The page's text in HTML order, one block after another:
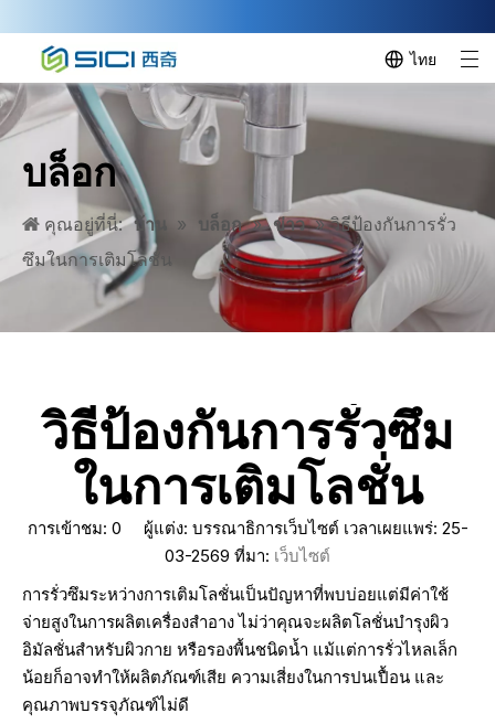
ไทย
บล็อก
คุณอยู่ที่นี่: บ้าน » บล็อก » ข่าว » ​วิธีป้องกันการรั่ว
ซึมในการเติมโลชั่น
วิธีป้องกันการรั่วซึม
ในการเติมโลชั่น
การเข้าชม: 0 ผู้แต่ง: บรรณาธิการเว็บไซต์ เวลาเผยแพร่: 25-
03-2569 ที่มา: เว็บไซต์
การรั่วซึมระหว่างการเติมโลชั่นเป็นปัญหาที่พบบ่อยแต่มีค่าใช้
จ่ายสูงในการผลิตเครื่องสำอาง ไม่ว่าคุณจะผลิตโลชั่นบำรุงผิว
อิมัลชั่นสำหรับผิวกาย หรือรองพื้นชนิดน้ำ แม้แต่การรั่วไหลเล็ก
น้อยก็อาจทำให้ผลิตภัณฑ์เสีย ความเสี่ยงในการปนเปื้อน และ
คุณภาพบรรจุภัณฑ์ไม่ดี